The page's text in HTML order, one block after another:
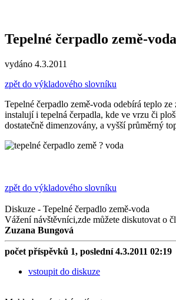
Tepelné čerpadlo země-voda
vydáno 4.3.2011
zpět do výkladového slovníku
Tepelné čerpadlo země-voda odebírá teplo
instalují i tepelná čerpadla, kde ve vrzu či
dostatečně dimenzovány, a vyšší průměrný
zpět do výkladového slovníku
Diskuze - Tepelné čerpadlo země-voda
Vážení návštěvníci,zde můžete diskutovat o
Zuzana Bungová
počet příspěvků 1, poslední 4.3.2011 02:19
vstoupit do diskuze